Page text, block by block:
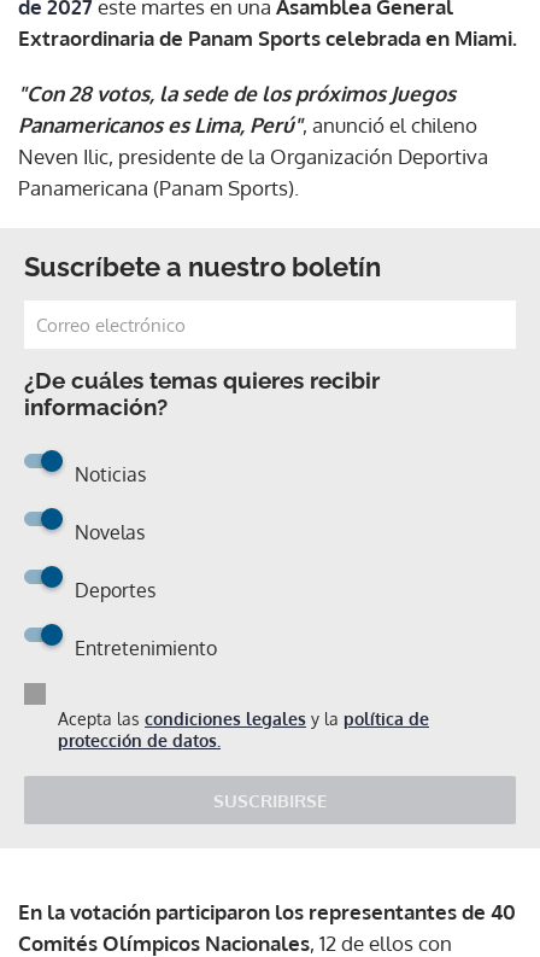
de 2027este martes en una Asamblea General
Extraordinaria de Panam Sports celebrada en Miami.
"Con 28 votos, la sede de los próximos Juegos
Panamericanos es Lima, Perú", anunció el chileno
Neven Ilic, presidente de la Organización Deportiva
Panamericana (Panam Sports).
Suscríbete a nuestro boletín
¿De cuáles temas quieres recibir
información?
Noticias
Novelas
Deportes
Entretenimiento
Acepta las condiciones legales y la política de
protección de datos.
SUSCRIBIRSE
En la votación participaron los representantes de 40
Comités Olímpicos Nacionales, 12 de ellos con